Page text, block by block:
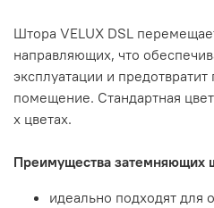
Штора VELUX DSL
направляющих, что
эксплуатации и
помещение. Стандартная
х цветах.
Преимущества затемняющих
идеально подходят для